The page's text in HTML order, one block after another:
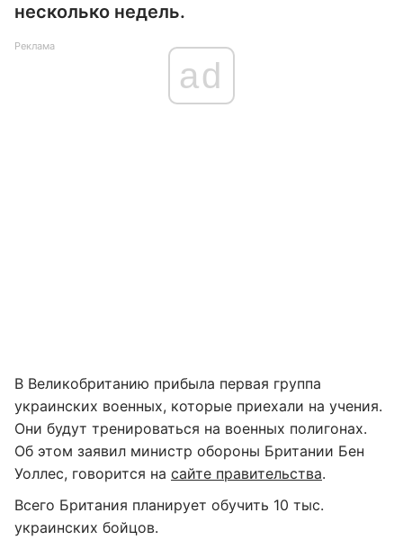
несколько недель.
Реклама
ad
В Великобританию прибыла первая группа
украинских военных, которые приехали на учения.
Они будут тренироваться на военных полигонах.
Об этом заявил министр обороны Британии Бен
Уоллес, говорится на сайте правительства.
Всего Британия планирует обучить 10 тыс.
украинских бойцов.